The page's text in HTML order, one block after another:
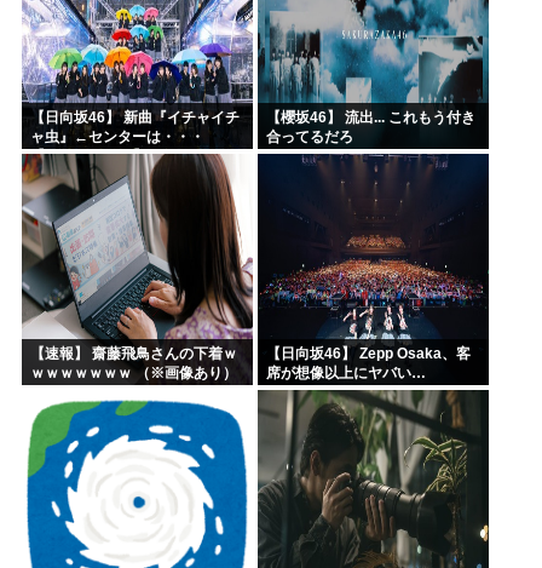
【日向坂46】 新曲『イチャイチ
ャ虫』←センターは・・・
【18thシングル】
【櫻坂46】 流出... これもう付き
合ってるだろ
【速報】 齋藤飛鳥さんの下着ｗ
ｗｗｗｗｗｗｗ （※画像あり）
【日向坂46】 Zepp Osaka、客
席が想像以上にヤバい…